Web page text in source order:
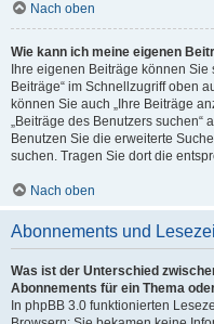
Nach oben
Wie kann ich meine eigenen
Ihre eigenen Beiträge können
Beiträge“ im Schnellzugriff oben
können Sie auch „Ihre Beiträge
„Beiträge des Benutzers suchen“
Benutzen Sie die erweiterte
suchen. Tragen Sie dort die
Nach oben
Abonnements und
Was ist der Unterschied
Abonnements für ein Thema
In phpBB 3.0 funktionierten